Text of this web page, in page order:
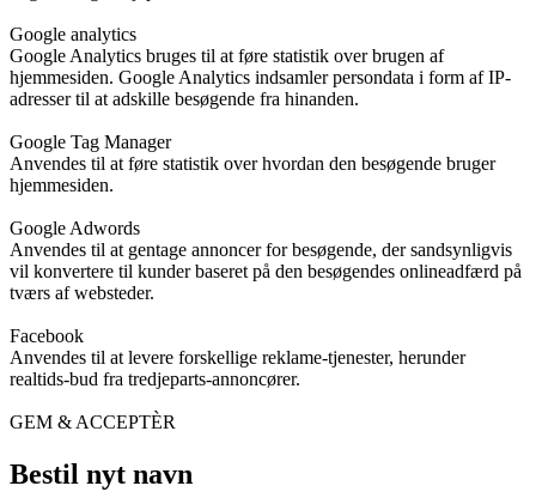
Google analytics
Google Analytics bruges til at føre statistik over brugen af
hjemmesiden. Google Analytics indsamler persondata i form af IP-
adresser til at adskille besøgende fra hinanden.
Google Tag Manager
Anvendes til at føre statistik over hvordan den besøgende bruger
hjemmesiden.
Google Adwords
Anvendes til at gentage annoncer for besøgende, der sandsynligvis
vil konvertere til kunder baseret på den besøgendes onlineadfærd på
tværs af websteder.
Facebook
Anvendes til at levere forskellige reklame-tjenester, herunder
realtids-bud fra tredjeparts-annoncører.
GEM & ACCEPTÈR
Bestil nyt navn